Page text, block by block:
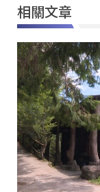
相關文章